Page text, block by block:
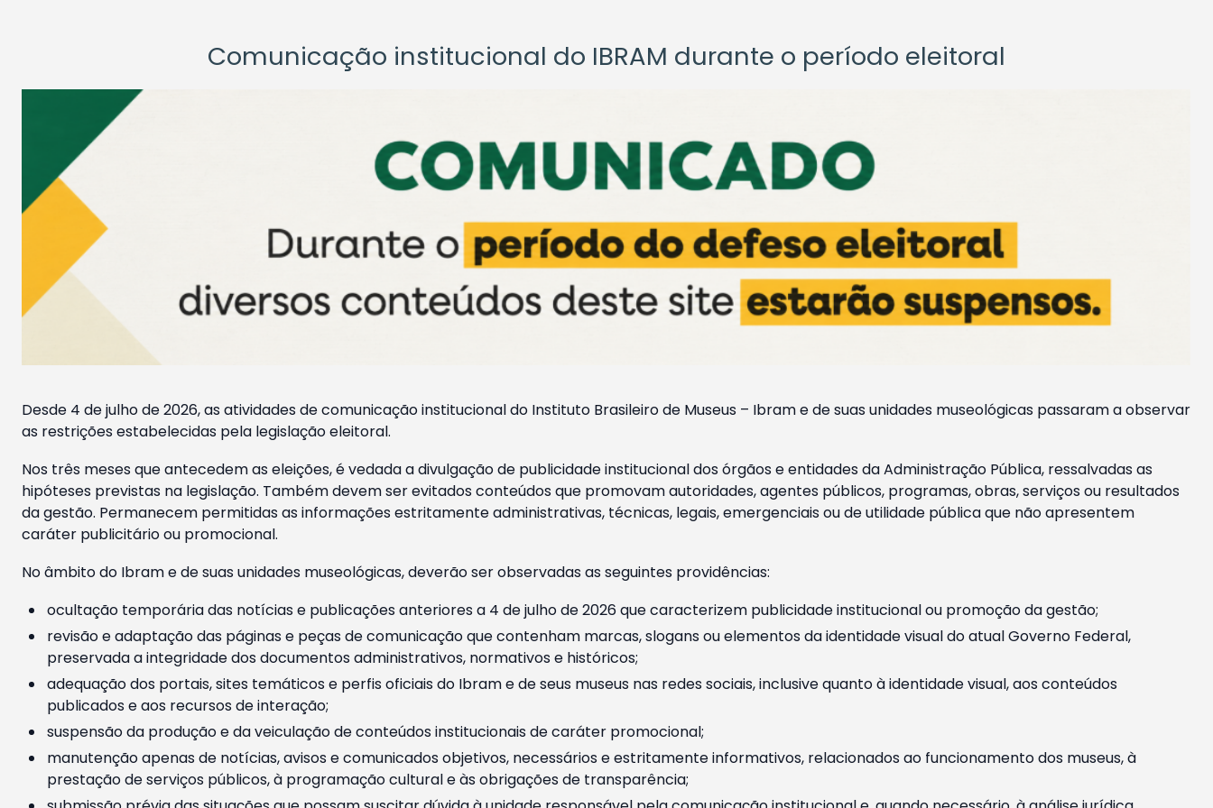
Comunicação institucional do IBRAM durante o período eleitoral
Desde 4 de julho de 2026, as atividades de comunicação institucional do Instituto Brasileiro de Museus – Ibram e de suas unidades museológicas passaram a observar
as restrições estabelecidas pela legislação eleitoral.
Nos três meses que antecedem as eleições, é vedada a divulgação de publicidade institucional dos órgãos e entidades da Administração Pública, ressalvadas as
hipóteses previstas na legislação. Também devem ser evitados conteúdos que promovam autoridades, agentes públicos, programas, obras, serviços ou resultados
da gestão. Permanecem permitidas as informações estritamente administrativas, técnicas, legais, emergenciais ou de utilidade pública que não apresentem
caráter publicitário ou promocional.
No âmbito do Ibram e de suas unidades museológicas, deverão ser observadas as seguintes providências:
ocultação temporária das notícias e publicações anteriores a 4 de julho de 2026 que caracterizem publicidade institucional ou promoção da gestão;
revisão e adaptação das páginas e peças de comunicação que contenham marcas, slogans ou elementos da identidade visual do atual Governo Federal,
preservada a integridade dos documentos administrativos, normativos e históricos;
adequação dos portais, sites temáticos e perfis oficiais do Ibram e de seus museus nas redes sociais, inclusive quanto à identidade visual, aos conteúdos
publicados e aos recursos de interação;
suspensão da produção e da veiculação de conteúdos institucionais de caráter promocional;
manutenção apenas de notícias, avisos e comunicados objetivos, necessários e estritamente informativos, relacionados ao funcionamento dos museus, à
prestação de serviços públicos, à programação cultural e às obrigações de transparência;